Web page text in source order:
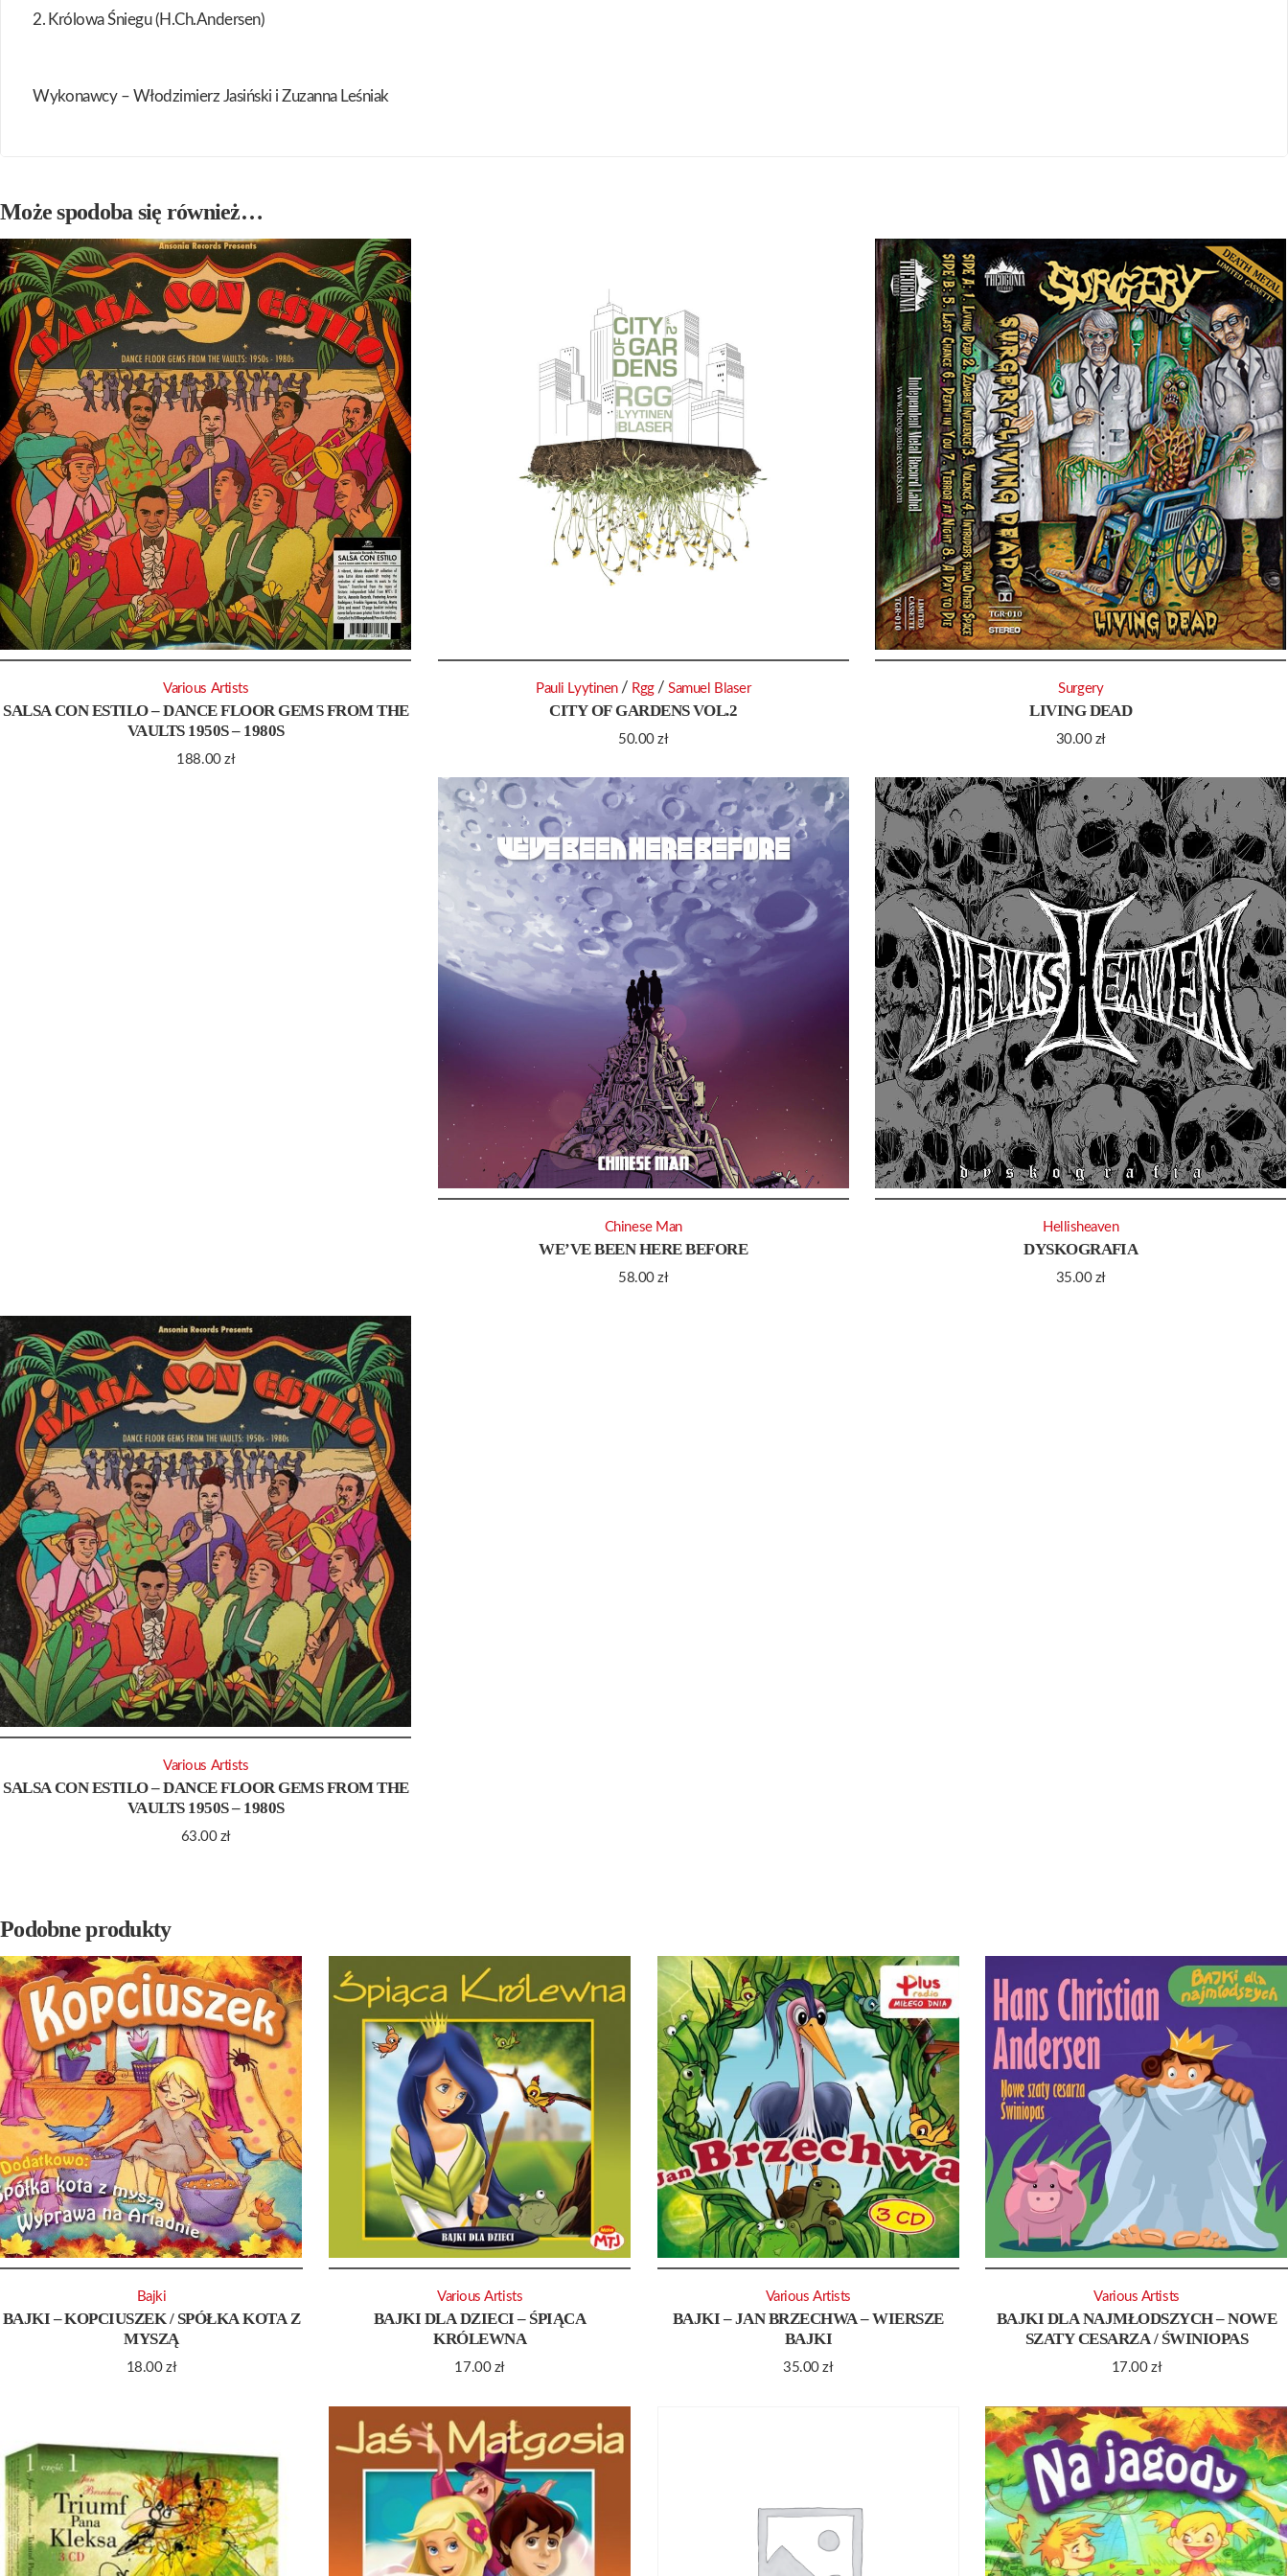
2. Królowa Śniegu (H.Ch.Andersen)
Wykonawcy – Włodzimierz Jasiński i Zuzanna Leśniak
Może spodoba się również…
SALSA CON ESTILO – DANCE FLOOR GEMS FROM THE
VAULTS 1950S – 1980S
188.00zł
Various Artists
CITY OF GARDENS VOL.2
50.00zł
Pauli Lyytinen / Rgg /Samuel Blaser
LIVING DEAD
30.00 zł
Surgery
WE’VE BEEN HERE BEFORE
58.00zł
Chinese Man
DYSKOGRAFIA
35.00 zł
Hellisheaven
SALSA CON ESTILO – DANCE FLOOR GEMS FROM THE
VAULTS 1950S – 1980S
63.00 zł
Various Artists
Podobne produkty
BAJKI – KOPCIUSZEK / SPÓŁKA KOTA Z
MYSZĄ
18.00zł
Bajki
BAJKI DLA DZIECI – ŚPIĄCA
KRÓLEWNA
17.00 zł
Various Artists
BAJKI – JAN BRZECHWA – WIERSZE
BAJKI
35.00zł
Various Artists
BAJKI DLA NAJMŁODSZYCH – NOWE
SZATY CESARZA / ŚWINIOPAS
17.00zł
Various Artists